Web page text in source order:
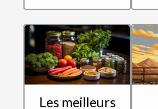
Les meilleurs